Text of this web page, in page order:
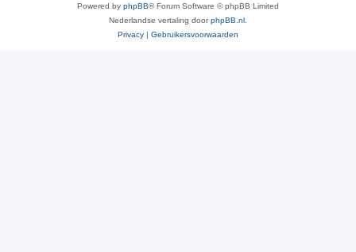
Powered by phpBB® Forum Software © phpBB Limited
Nederlandse vertaling doorphpBB.nl
Privacy | Gebruikersvoorwaarden